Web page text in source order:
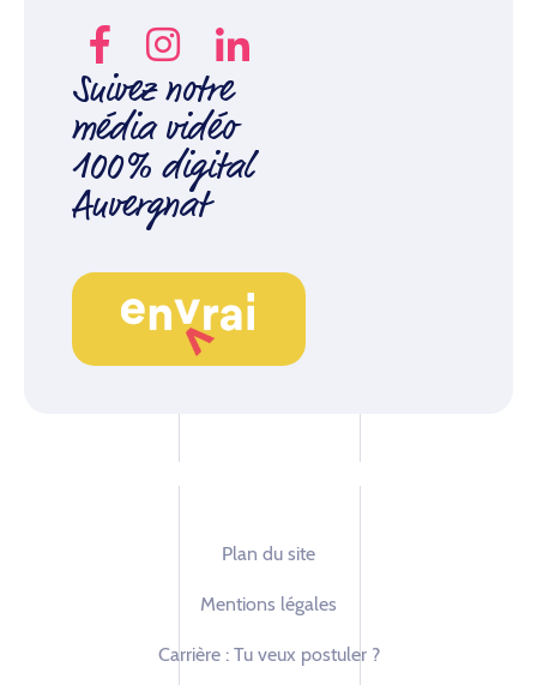
Suivez notre
média vidéo
100% digital
Auvergnat
Plan du site
Mentions légales
Carrière : Tu veux postuler ?